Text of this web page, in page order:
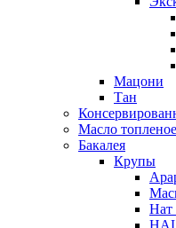
Мацони
Тан
Масло топленое
Бакалея
Крупы
Нат